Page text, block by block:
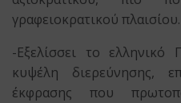
γραφειοκρατικού πλαισίου.
-Εξελίσσει το ελληνικό
κυψέλη διερεύνησης,
έκφρασης που